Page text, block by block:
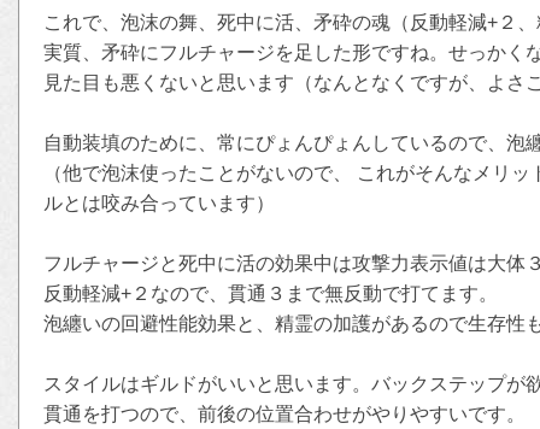
これで、泡沫の舞、死中に活、矛砕の魂（反動軽減+２
実質、矛砕にフルチャージを足した形ですね。せっかく
見た目も悪くないと思います（なんとなくですが、よさ
自動装填のために、常にぴょんぴょんしているので、泡
（他で泡沫使ったことがないので、 これがそんなメリ
ルとは咬み合っています）
フルチャージと死中に活の効果中は攻撃力表示値は大体
反動軽減+２なので、貫通３まで無反動で打てます。
泡纏いの回避性能効果と、精霊の加護があるので生存性
スタイルはギルドがいいと思います。バックステップが
貫通を打つので、前後の位置合わせがやりやすいです。